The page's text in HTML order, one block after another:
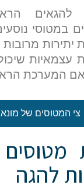
להגאים
במטוסי
יתירות
עצמאיות
המערכת
צי המטוסים של
להגה